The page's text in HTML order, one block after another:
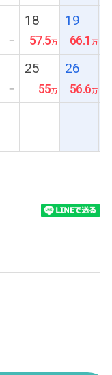
ー
18
57.5
19
66.1
ー
25
55
26
56.6